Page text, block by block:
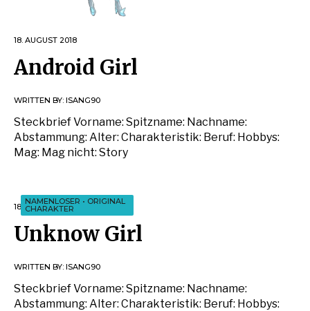
18. AUGUST 2018
Android Girl
WRITTEN BY: ISANG90
Steckbrief Vorname: Spitzname: Nachname:
Abstammung: Alter: Charakteristik: Beruf: Hobbys:
Mag: Mag nicht: Story
NAMENLOSER • ORIGINAL
CHARAKTER
18. AUGUST 2018
Unknow Girl
WRITTEN BY: ISANG90
Steckbrief Vorname: Spitzname: Nachname:
Abstammung: Alter: Charakteristik: Beruf: Hobbys: